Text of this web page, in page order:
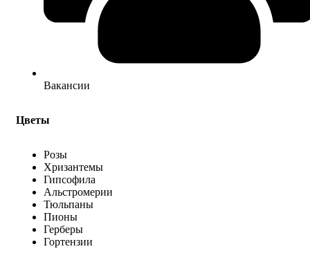
Вакансии
Цветы
Розы
Хризантемы
Гипсофила
Альстромерии
Тюльпаны
Пионы
Герберы
Гортензии